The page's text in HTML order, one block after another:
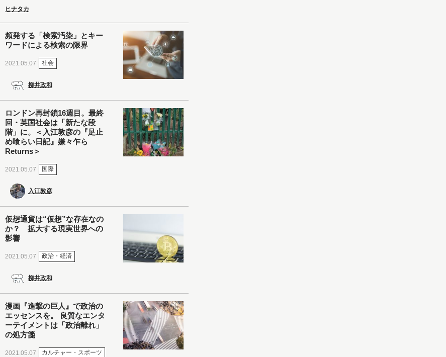
ヒナタカ
頻発する「検索汚染」とキー
ワードによる検索の限界
2021.05.07 社会
柳井政和
ロンドン再封鎖16週目。最終
回・英国社会は「新たな段
階」に。＜入江敦彦の『足止
め喰らい日記』嫌々乍ら
Returns＞
2021.05.07 国際
入江敦彦
仮想通貨は“仮想”な存在なの
か？ 拡大する現実世界への
影響
2021.05.07 政治・経済
柳井政和
漫画『進撃の巨人』で政治の
エッセンスを。 良質なエンタ
ーテイメントは「政治離れ」
の処方箋
2021.05.07 カルチャー・スポーツ